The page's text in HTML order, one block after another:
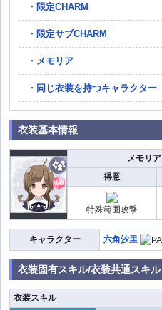
限定CHARM
限定サブCHARM
メモリア
同じ衣装を持つキャラクター
衣装基本情報
メモリア
得意
特殊範囲攻撃
キャラクター 六角汐里
衣装固有スキル/衣装共通スキル
衣装スキル